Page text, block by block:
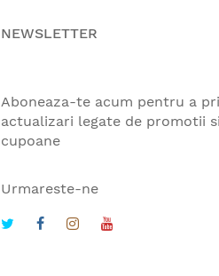
NEWSLETTER
Aboneaza-te acum pentru a
actualizari legate de promotii si
cupoane
Urmareste-ne